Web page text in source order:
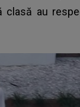
clasă au